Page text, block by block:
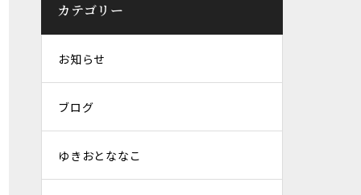
カテゴリー
お知らせ
ブログ
ゆきおとななこ